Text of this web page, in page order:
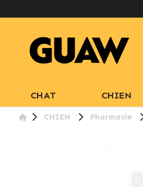
CHAT CHIEN
CHIEN Pharmacie